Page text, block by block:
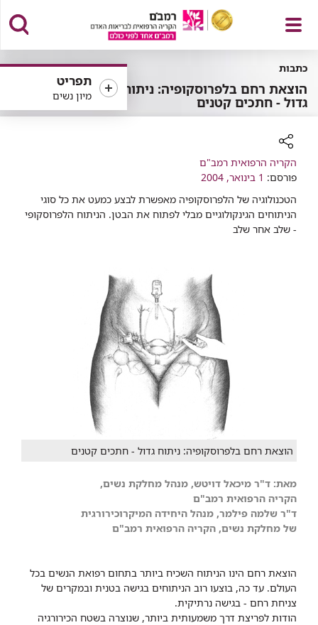
פתח
תפריט
תפריט
מיון נשים
כתבות
הוצאת רחם בלפרוסקופיה: ניתוח
גדול - חתכים קטנים
רכיב
שיתוף
הקריה הרפואית רמב"ם
פורסם: 1 בינואר, 2004
הטכנולוגיה של הלפרוסקופיה מאפשרת לבצע כמעט את כל סוגי
הניתוחים הגינקולוגיים מבלי לפתוח את הבטן. הניתוח הלפרוסקופי
- שלב אחר שלב
הוצאת רחם בלפרוסקופיה: ניתוח גדול - חתכים קטנים
מאת: ד"ר מיכאל דויטש, מנהל מחלקת נשים,
הקריה הרפואית רמב"ם
ד"ר שלמה פילמר, מנהל היח​ידה המיקרוכירורגית
של מחלקת נשים, הקריה הרפואית רמב"ם
הוצאת רחם הינו הניתוח השכיח ביותר בתחום רפואת הנשים בכל
העולם. עד כה, בוצעו רוב הניתוחים בגישה בטנית ובמקרים של
צניחת רחם - בגישה נרתיקית.
הודות לפריצת דרך משמעותית ביותר, שנוצרה בשטח הכירורגיה